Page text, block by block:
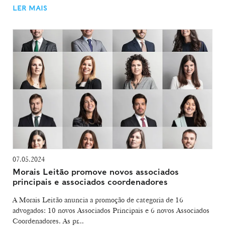
LER MAIS
07.05.2024
Morais Leitão promove novos associados
principais e associados coordenadores
A Morais Leitão anuncia a promoção de categoria de 16
advogados: 10 novos Associados Principais e 6 novos Associados
Coordenadores. As pr...